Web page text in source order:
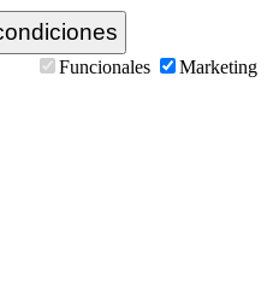
Funcionales
Marketing